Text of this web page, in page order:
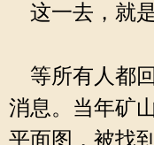
这一去，就是
等所有人都
消息。当年矿
平面图，被找